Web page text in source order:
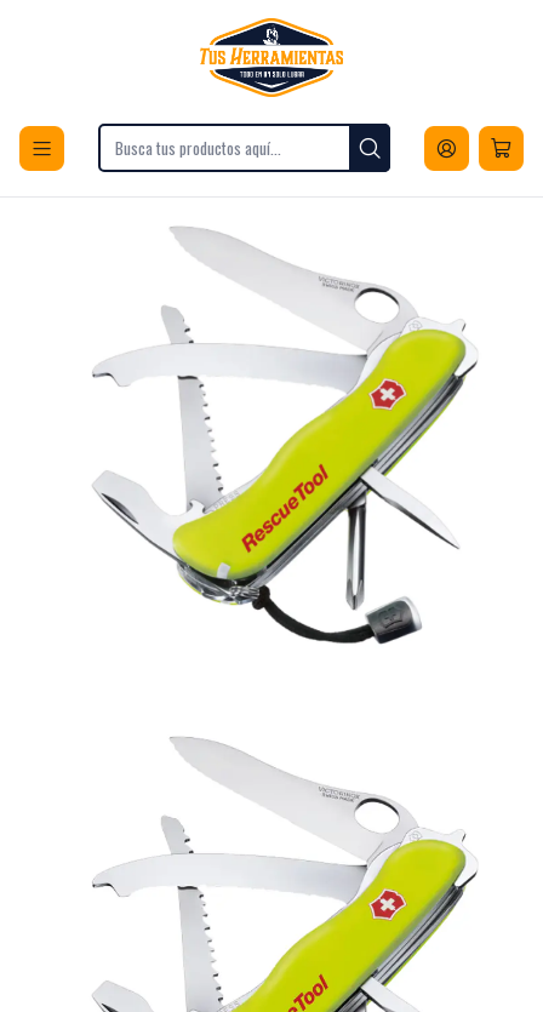
Envios a todo Chile
Deportes y Fitness Camping, Caza y Pesca
Cortaplumas Victorinox Rescuetool Color Amarillo 0.8623.MWN